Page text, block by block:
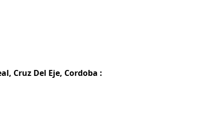
Cruz Del Eje, Cordoba :